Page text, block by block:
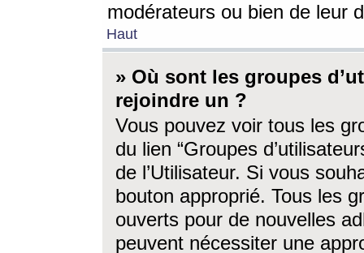
modérateurs ou bien de leur
Haut
» Où sont les groupes
rejoindre un ?
Vous pouvez voir tous les
du lien “Groupes
de l’Utilisateur. Si vous
bouton approprié. Tous les
ouverts pour de nouvelles
peuvent nécessiter une